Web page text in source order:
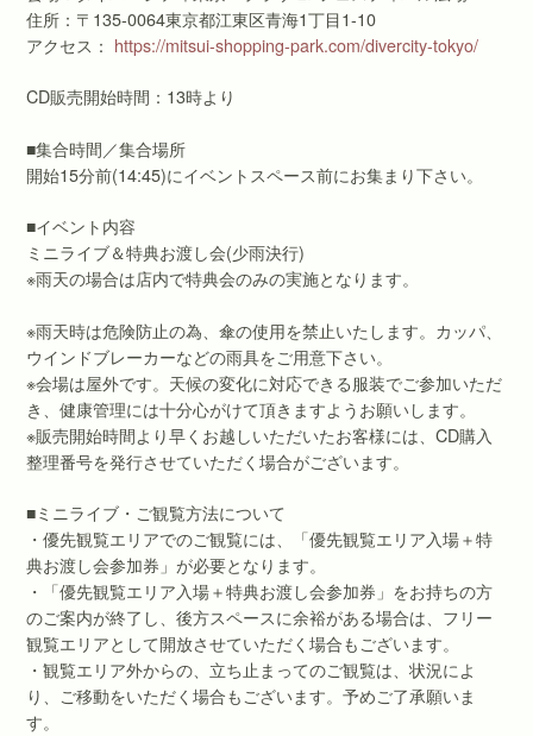
住所：〒135-0064東京都江東区青海1丁目1-10
アクセス： https://mitsui-shopping-park.com/divercity-tokyo/
CD販売開始時間：13時より
■集合時間／集合場所
開始15分前(14:45)にイベントスペース前にお集まり下さい。
■イベント内容
ミニライブ＆特典お渡し会(少雨決行)
※雨天の場合は店内で特典会のみの実施となります。
※雨天時は危険防止の為、傘の使用を禁止いたします。カッパ、
ウインドブレーカーなどの雨具をご用意下さい。
※会場は屋外です。天候の変化に対応できる服装でご参加いただ
き、健康管理には十分心がけて頂きますようお願いします。
※販売開始時間より早くお越しいただいたお客様には、CD購入
整理番号を発行させていただく場合がございます。
■ミニライブ・ご観覧方法について
・優先観覧エリアでのご観覧には、「優先観覧エリア入場＋特
典お渡し会参加券」が必要となります。
・「優先観覧エリア入場＋特典お渡し会参加券」をお持ちの方
のご案内が終了し、後方スペースに余裕がある場合は、フリー
観覧エリアとして開放させていただく場合もございます。
・観覧エリア外からの、立ち止まってのご観覧は、状況によ
り、ご移動をいただく場合もございます。予めご了承願いま
す。